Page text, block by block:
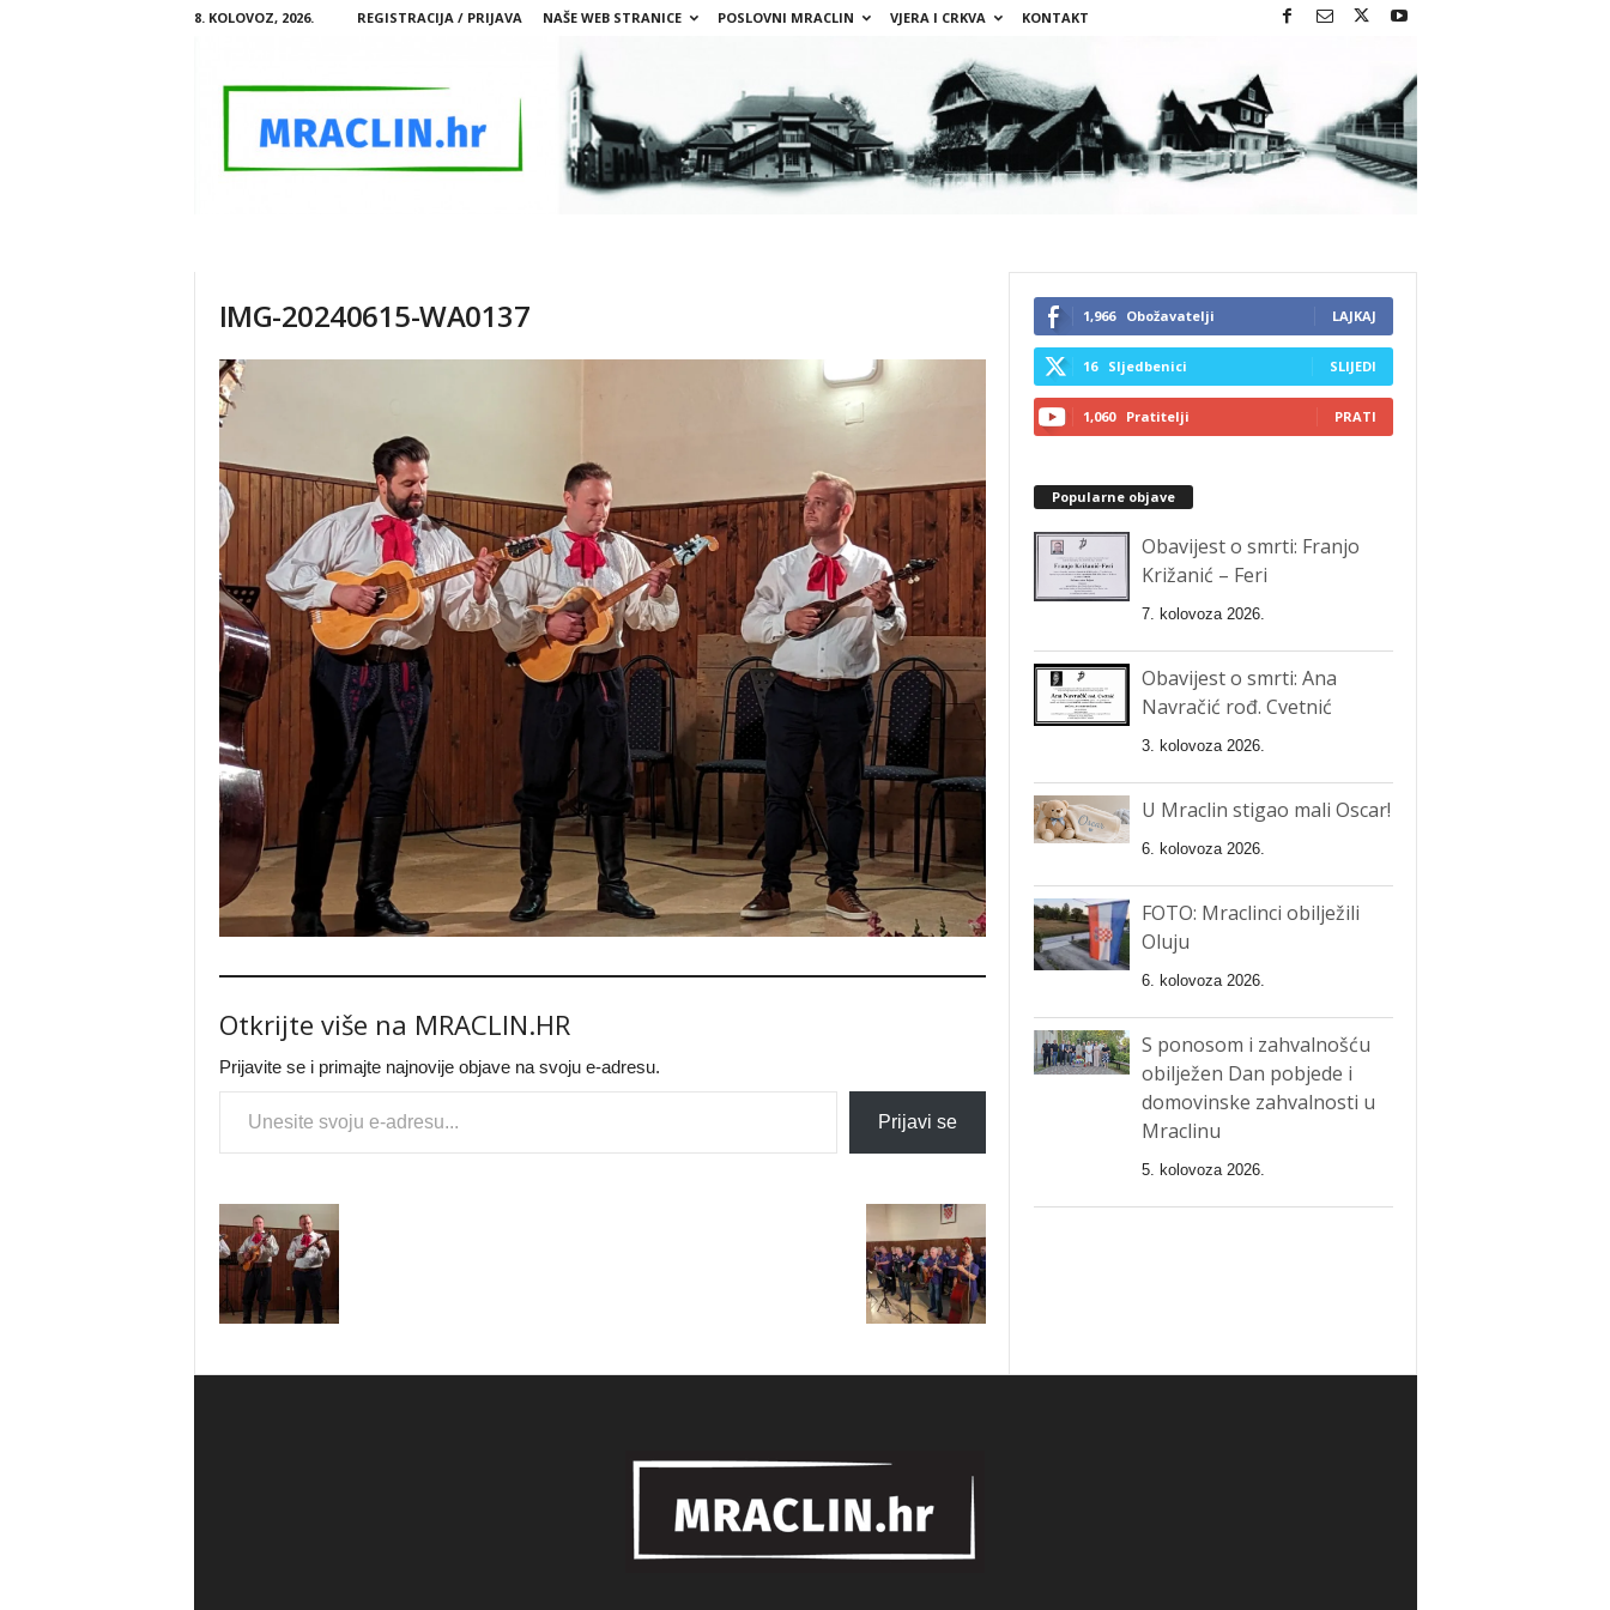
8. KOLOVOZ, 2026. REGISTRACIJA / PRIJAVA NAŠE WEB STRANICE POSLOVNI MRACLIN VJERA I CRKVA KONTAKT
A
IMG-20240615-WA0137
Otkrijte više na MRACLIN.HR
Prijavite se i primajte najnovije objave na svoju e-adresu.
Type your email…
Prijavi se
1,966 Obožavatelji LAJKAJ
16 Sljedbenici SLIJEDI
1,060 Pratitelji PRATI
Popularne objave
Obavijest o smrti: Franjo
Križanić – Feri
7. kolovoza 2026.
Obavijest o smrti: Ana
Navračić rođ. Cvetnić
3. kolovoza 2026.
U Mraclin stigao mali Oscar!
6. kolovoza 2026.
FOTO: Mraclinci obilježili
Oluju
6. kolovoza 2026.
S ponosom i zahvalnošću
obilježen Dan pobjede i
domovinske zahvalnosti u
Mraclinu
5. kolovoza 2026.